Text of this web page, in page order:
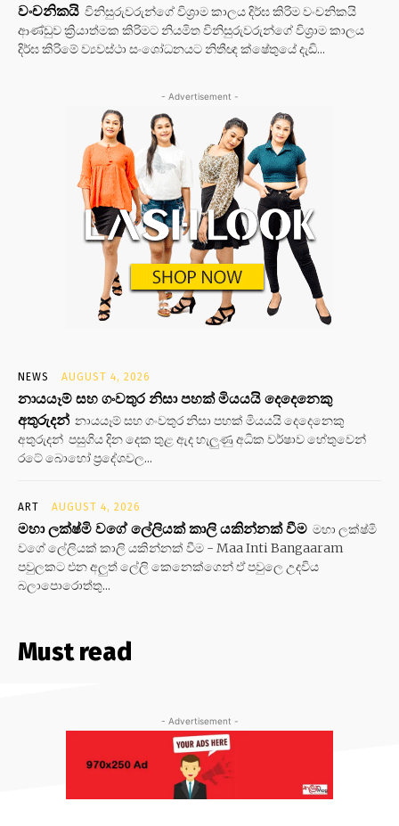
වංචනිකයි විනිසුරුවරුන්ගේ විශ්‍රාම කාලය දිර්ඝ කිරිම වංචනිකයි
ආණ්ඩුව ක්‍රියාත්මක කිරිමට නියමිත විනිසුරුවරුන්ගේ විශ්‍රාම කාලය
දිර්ඝ කිරිමේ ව්‍යවස්ථා සංශෝධනයට නිතීඥ ක්ෂේතුයේ දැඩි...
- Advertisement -
NEWS AUGUST 4, 2026
නායයෑම් සහ ගංවතුර නිසා පහක් මියයයි දෙදෙනෙකු
අතුරුදන් නායයෑම් සහ ගංවතුර නිසා පහක් මියයයි දෙදෙනෙකු
අතුරුදන් පසුගිය දින දෙක තුළ ඇද හැලුණු අධික වර්ෂාව හේතුවෙන්
රටේ බොහෝ ප්‍රදේශවල...
ART AUGUST 4, 2026
මහා ලක්ෂ්මි වගේ ලේලියක් කාලි යකින්නක් වීම මහා ලක්ෂ්මි
වගේ ලේලියක් කාලි යකින්නක් වීම - Maa Inti Bangaaram
පවුලකට එන අලුත් ලේලි කෙනෙක්ගෙන් ඒ පවුලෙ උදවිය
බලාපොරොත්තු...
Must read
- Advertisement -